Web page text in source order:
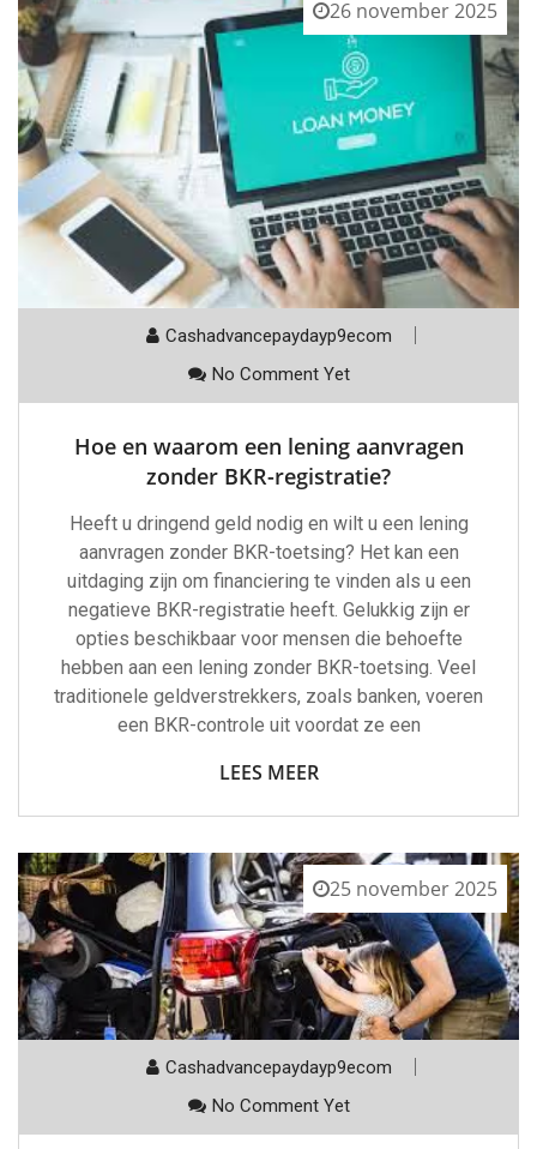
26 november 2025
Cashadvancepaydayp9ecom
No Comment Yet
Hoe en waarom een lening aanvragen
zonder BKR-registratie?
Heeft u dringend geld nodig en wilt u een lening
aanvragen zonder BKR-toetsing? Het kan een
uitdaging zijn om financiering te vinden als u een
negatieve BKR-registratie heeft. Gelukkig zijn er
opties beschikbaar voor mensen die behoefte
hebben aan een lening zonder BKR-toetsing. Veel
traditionele geldverstrekkers, zoals banken, voeren
een BKR-controle uit voordat ze een
LEES MEER
25 november 2025
Cashadvancepaydayp9ecom
No Comment Yet